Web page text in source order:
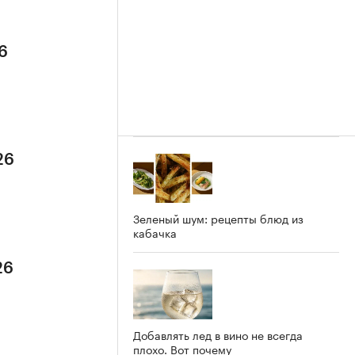
Зеленый шум: рецепты блюд из
кабачка
Добавлять лед в вино не всегда
плохо. Вот почему